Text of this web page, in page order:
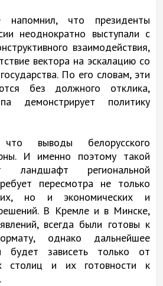
напомнил, что президенты
неоднократно выступали с
взаимодействия,
вектора на эскалацию со
По его словам, эти
без должного отклика,
демонстрирует политику
выводы белорусского
И именно поэтому такой
ландшафт региональной
пересмотра не только
но и экономических и
В Кремле и в Минске,
всегда были готовы к
однако дальнейшее
будет зависеть только от
столиц и их готовности к